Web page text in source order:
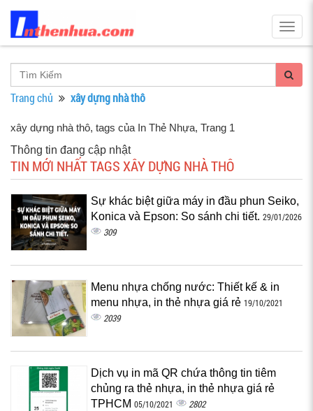
Trang chủ xây dựng nhà thô
xây dựng nhà thô, tags của In Thẻ Nhựa, Trang 1
Thông tin đang cập nhật
TIN MỚI NHẤT TAGS XÂY DỰNG NHÀ THÔ
Sự khác biệt giữa máy in đầu phun Seiko,
Konica và Epson: So sánh chi tiết. 29/01/2026
309
Menu nhựa chống nước: Thiết kế & in
menu nhựa, in thẻ nhựa giá rẻ 19/10/2021
2039
Dịch vụ in mã QR chứa thông tin tiêm
chủng ra thẻ nhựa, in thẻ nhựa giá rẻ
TPHCM 05/10/2021 2802